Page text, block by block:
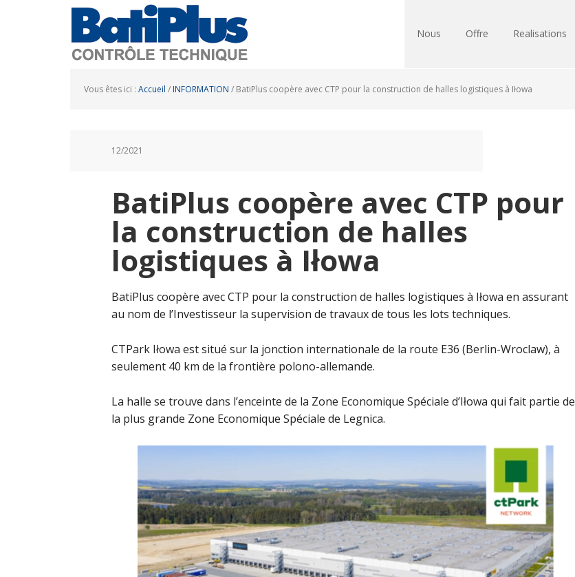
Nous Offre Realisations
Vous êtes ici : Accueil / INFORMATION / BatiPlus coopère avec CTP pour la construction de halles logistiques à Iłowa
12/2021
BatiPlus coopère avec CTP pour
la construction de halles
logistiques à Iłowa
BatiPlus coopère avec CTP pour la construction de halles logistiques à Iłowa en assurant
au nom de l’Investisseur la supervision de travaux de tous les lots techniques.
CTPark Iłowa est situé sur la jonction internationale de la route E36 (Berlin-Wroclaw), à
seulement 40 km de la frontière polono-allemande.
La halle se trouve dans l’enceinte de la Zone Economique Spéciale d’Iłowa qui fait partie de
la plus grande Zone Economique Spéciale de Legnica.